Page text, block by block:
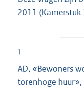
2011 (Kamerstuk
1
AD, «Bewoners
torenhoge